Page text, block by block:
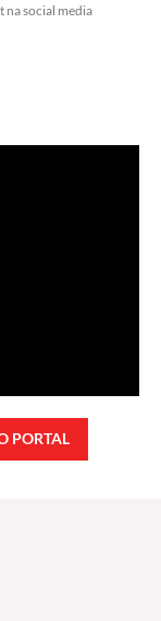
na social media
PORTAL